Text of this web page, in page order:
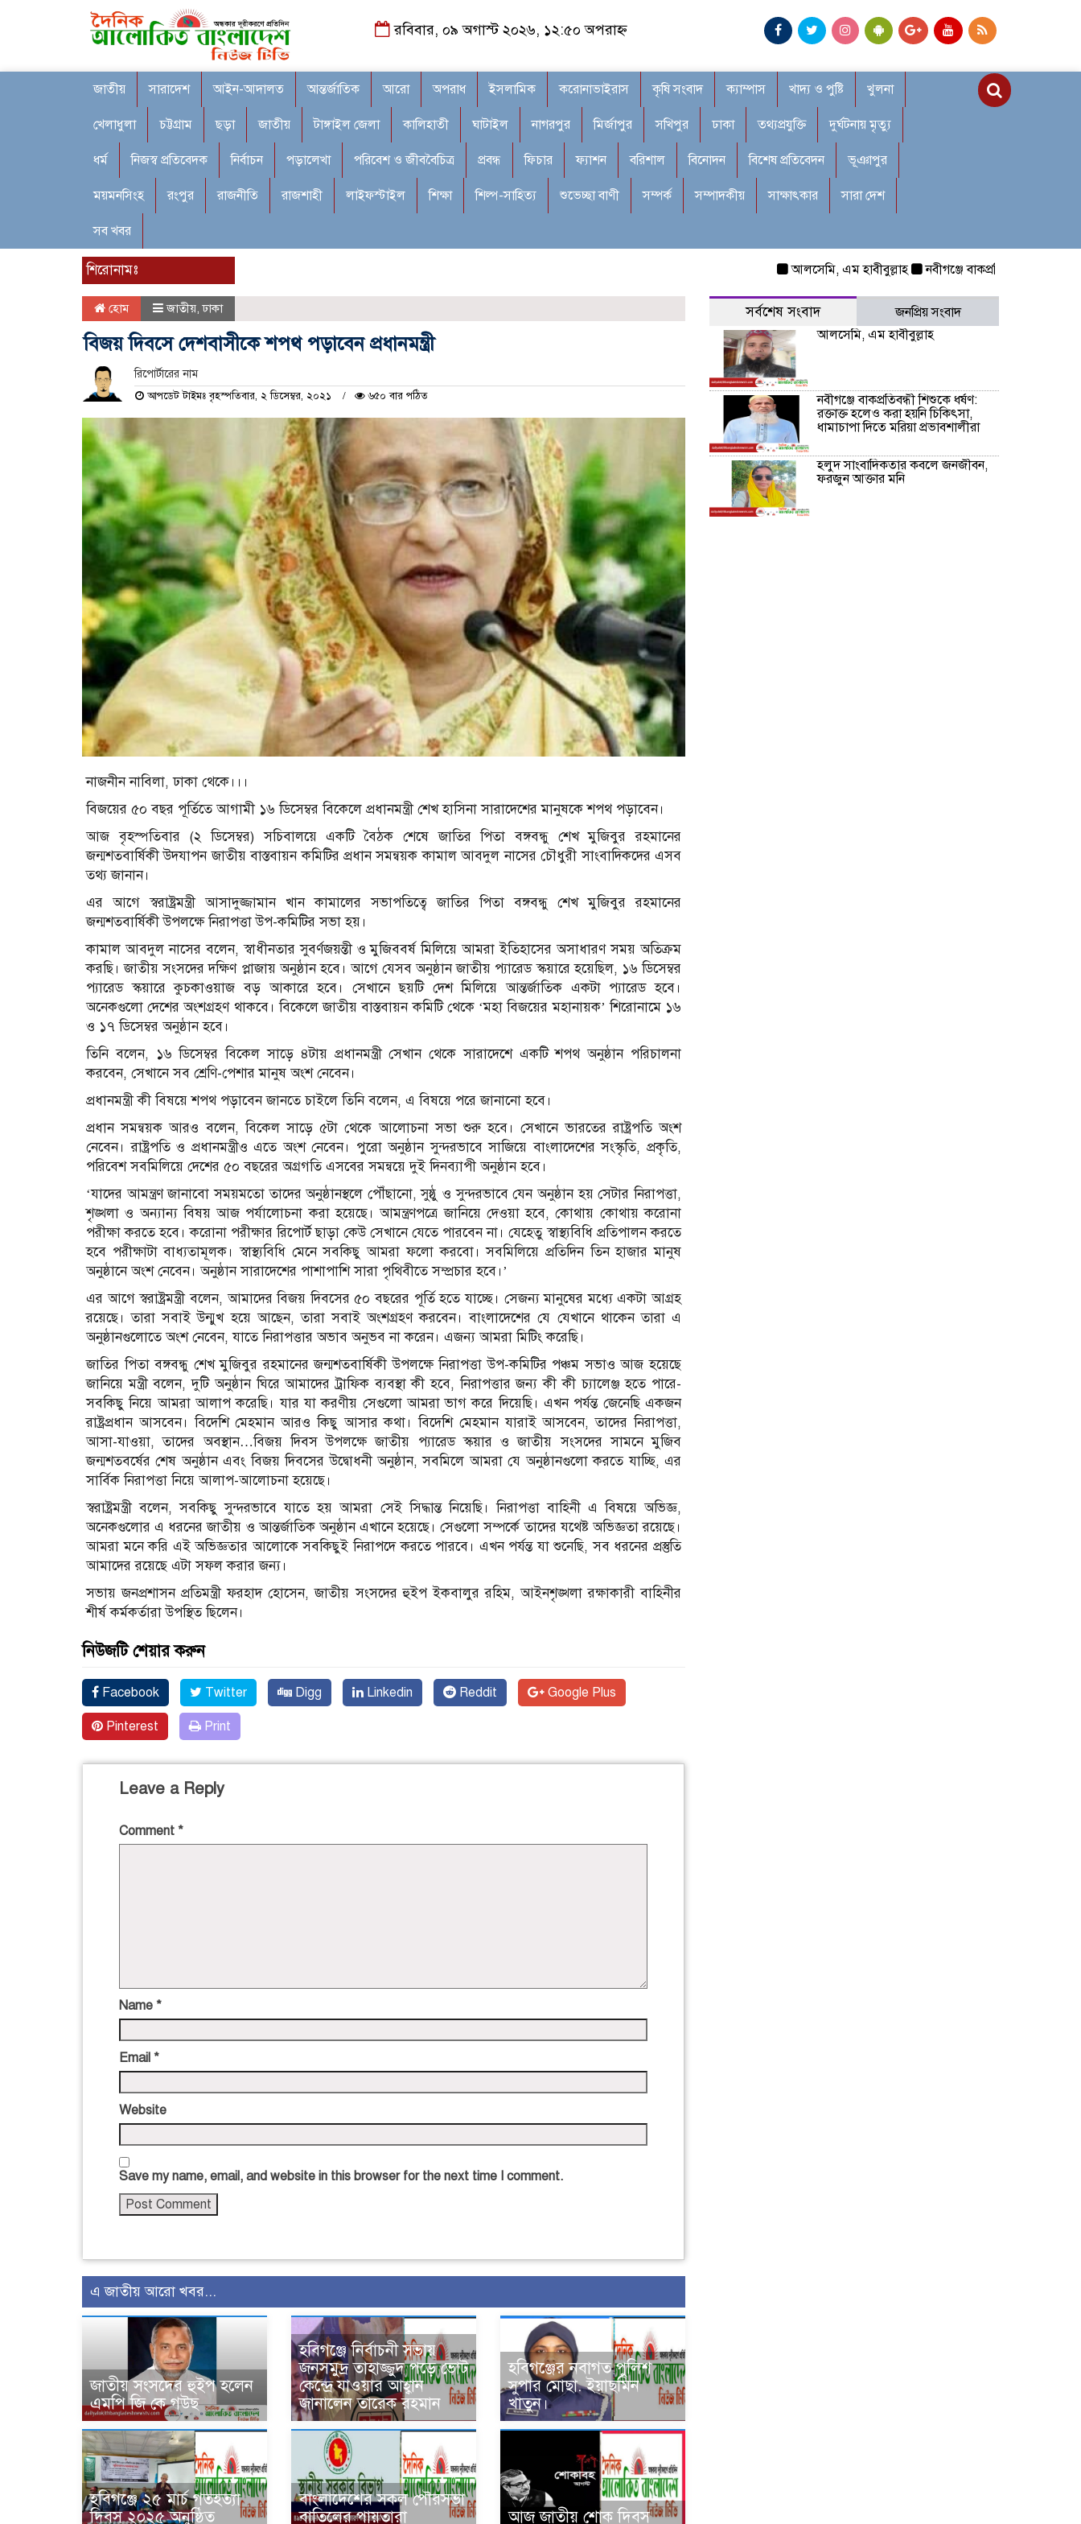
রবিবার, ০৯ অগাস্ট ২০২৬, ১২:৫০ অপরাহ্ন
জাতীয় সারাদেশ আইন-আদালত আন্তর্জাতিক আরো অপরাধ ইসলামিক করোনাভাইরাস কৃষি সংবাদ ক্যাম্পাস খাদ্য ও পুষ্টি খুলনা
খেলাধুলা চট্টগ্রাম ছড়া জাতীয় টাঙ্গাইল জেলা কালিহাতী ঘাটাইল নাগরপুর মির্জাপুর সখিপুর ঢাকা তথ্যপ্রযুক্তি দুর্ঘটনায় মৃত্যু
ধর্ম নিজস্ব প্রতিবেদক নির্বাচন পড়ালেখা পরিবেশ ও জীববৈচিত্র প্রবন্ধ ফিচার ফ্যাশন বরিশাল বিনোদন বিশেষ প্রতিবেদন ভূঞাপুর
ময়মনসিংহ রংপুর রাজনীতি রাজশাহী লাইফস্টাইল শিক্ষা শিল্প-সাহিত্য শুভেচ্ছা বাণী সম্পর্ক সম্পাদকীয় সাক্ষাৎকার সারা দেশ
সব খবর
শিরোনামঃ আলসেমি, এম হাবীবুল্লাহ নবীগঞ্জে বাকপ্রতিবন্ধী শিশুকে ধর্ষণ:
হোম জাতীয়,ঢাকা
বিজয় দিবসে দেশবাসীকে শপথ পড়াবেন প্রধানমন্ত্রী
রিপোর্টারের নাম
আপডেট টাইমঃ বৃহস্পতিবার, ২ ডিসেম্বর, ২০২১ ৬৫০ বার পঠিত
নাজনীন নাবিলা, ঢাকা থেকে।।।
বিজয়ের ৫০ বছর পূর্তিতে আগামী ১৬ ডিসেম্বর বিকেলে প্রধানমন্ত্রী শেখ হাসিনা সারাদেশের মানুষকে শপথ পড়াবেন।
আজ বৃহস্পতিবার (২ ডিসেম্বর) সচিবালয়ে একটি বৈঠক শেষে জাতির পিতা বঙ্গবন্ধু শেখ মুজিবুর রহমানের
জন্মশতবার্ষিকী উদযাপন জাতীয় বাস্তবায়ন কমিটির প্রধান সমন্বয়ক কামাল আবদুল নাসের চৌধুরী সাংবাদিকদের এসব
তথ্য জানান।
এর আগে স্বরাষ্ট্রমন্ত্রী আসাদুজ্জামান খান কামালের সভাপতিত্বে জাতির পিতা বঙ্গবন্ধু শেখ মুজিবুর রহমানের
জন্মশতবার্ষিকী উপলক্ষে নিরাপত্তা উপ-কমিটির সভা হয়।
কামাল আবদুল নাসের বলেন, স্বাধীনতার সুবর্ণজয়ন্তী ও মুজিববর্ষ মিলিয়ে আমরা ইতিহাসের অসাধারণ সময় অতিক্রম
করছি। জাতীয় সংসদের দক্ষিণ প্লাজায় অনুষ্ঠান হবে। আগে যেসব অনুষ্ঠান জাতীয় প্যারেড স্কয়ারে হয়েছিল, ১৬ ডিসেম্বর
প্যারেড স্কয়ারে কুচকাওয়াজ বড় আকারে হবে। সেখানে ছয়টি দেশ মিলিয়ে আন্তর্জাতিক একটা প্যারেড হবে।
অনেকগুলো দেশের অংশগ্রহণ থাকবে। বিকেলে জাতীয় বাস্তবায়ন কমিটি থেকে ‘মহা বিজয়ের মহানায়ক’ শিরোনামে ১৬
ও ১৭ ডিসেম্বর অনুষ্ঠান হবে।
তিনি বলেন, ১৬ ডিসেম্বর বিকেল সাড়ে ৪টায় প্রধানমন্ত্রী সেখান থেকে সারাদেশে একটি শপথ অনুষ্ঠান পরিচালনা
করবেন, সেখানে সব শ্রেণি-পেশার মানুষ অংশ নেবেন।
প্রধানমন্ত্রী কী বিষয়ে শপথ পড়াবেন জানতে চাইলে তিনি বলেন, এ বিষয়ে পরে জানানো হবে।
প্রধান সমন্বয়ক আরও বলেন, বিকেল সাড়ে ৫টা থেকে আলোচনা সভা শুরু হবে। সেখানে ভারতের রাষ্ট্রপতি অংশ
নেবেন। রাষ্ট্রপতি ও প্রধানমন্ত্রীও এতে অংশ নেবেন। পুরো অনুষ্ঠান সুন্দরভাবে সাজিয়ে বাংলাদেশের সংস্কৃতি, প্রকৃতি,
পরিবেশ সবমিলিয়ে দেশের ৫০ বছরের অগ্রগতি এসবের সমন্বয়ে দুই দিনব্যাপী অনুষ্ঠান হবে।
‘যাদের আমন্ত্রণ জানাবো সময়মতো তাদের অনুষ্ঠানস্থলে পৌঁছানো, সুষ্ঠু ও সুন্দরভাবে যেন অনুষ্ঠান হয় সেটার নিরাপত্তা,
শৃঙ্খলা ও অন্যান্য বিষয় আজ পর্যালোচনা করা হয়েছে। আমন্ত্রণপত্রে জানিয়ে দেওয়া হবে, কোথায় কোথায় করোনা
পরীক্ষা করতে হবে। করোনা পরীক্ষার রিপোর্ট ছাড়া কেউ সেখানে যেতে পারবেন না। যেহেতু স্বাস্থ্যবিধি প্রতিপালন করতে
হবে পরীক্ষাটা বাধ্যতামূলক। স্বাস্থ্যবিধি মেনে সবকিছু আমরা ফলো করবো। সবমিলিয়ে প্রতিদিন তিন হাজার মানুষ
অনুষ্ঠানে অংশ নেবেন। অনুষ্ঠান সারাদেশের পাশাপাশি সারা পৃথিবীতে সম্প্রচার হবে।’
এর আগে স্বরাষ্ট্রমন্ত্রী বলেন, আমাদের বিজয় দিবসের ৫০ বছরের পূর্তি হতে যাচ্ছে। সেজন্য মানুষের মধ্যে একটা আগ্রহ
রয়েছে। তারা সবাই উন্মুখ হয়ে আছেন, তারা সবাই অংশগ্রহণ করবেন। বাংলাদেশের যে যেখানে থাকেন তারা এ
অনুষ্ঠানগুলোতে অংশ নেবেন, যাতে নিরাপত্তার অভাব অনুভব না করেন। এজন্য আমরা মিটিং করেছি।
জাতির পিতা বঙ্গবন্ধু শেখ মুজিবুর রহমানের জন্মশতবার্ষিকী উপলক্ষে নিরাপত্তা উপ-কমিটির পঞ্চম সভাও আজ হয়েছে
জানিয়ে মন্ত্রী বলেন, দুটি অনুষ্ঠান ঘিরে আমাদের ট্রাফিক ব্যবস্থা কী হবে, নিরাপত্তার জন্য কী কী চ্যালেঞ্জ হতে পারে-
সবকিছু নিয়ে আমরা আলাপ করেছি। যার যা করণীয় সেগুলো আমরা ভাগ করে দিয়েছি। এখন পর্যন্ত জেনেছি একজন
রাষ্ট্রপ্রধান আসবেন। বিদেশি মেহমান আরও কিছু আসার কথা। বিদেশি মেহমান যারাই আসবেন, তাদের নিরাপত্তা,
আসা-যাওয়া, তাদের অবস্থান…বিজয় দিবস উপলক্ষে জাতীয় প্যারেড স্কয়ার ও জাতীয় সংসদের সামনে মুজিব
জন্মশতবর্ষের শেষ অনুষ্ঠান এবং বিজয় দিবসের উদ্বোধনী অনুষ্ঠান, সবমিলে আমরা যে অনুষ্ঠানগুলো করতে যাচ্ছি, এর
সার্বিক নিরাপত্তা নিয়ে আলাপ-আলোচনা হয়েছে।
স্বরাষ্ট্রমন্ত্রী বলেন, সবকিছু সুন্দরভাবে যাতে হয় আমরা সেই সিদ্ধান্ত নিয়েছি। নিরাপত্তা বাহিনী এ বিষয়ে অভিজ্ঞ,
অনেকগুলোর এ ধরনের জাতীয় ও আন্তর্জাতিক অনুষ্ঠান এখানে হয়েছে। সেগুলো সম্পর্কে তাদের যথেষ্ট অভিজ্ঞতা রয়েছে।
আমরা মনে করি এই অভিজ্ঞতার আলোকে সবকিছুই নিরাপদে করতে পারবে। এখন পর্যন্ত যা শুনেছি, সব ধরনের প্রস্তুতি
আমাদের রয়েছে এটা সফল করার জন্য।
সভায় জনপ্রশাসন প্রতিমন্ত্রী ফরহাদ হোসেন, জাতীয় সংসদের হুইপ ইকবালুর রহিম, আইনশৃঙ্খলা রক্ষাকারী বাহিনীর
শীর্ষ কর্মকর্তারা উপস্থিত ছিলেন।
নিউজটি শেয়ার করুন
Facebook Twitter Digg Linkedin Reddit Google Plus
Pinterest Print
Leave a Reply
Comment *
Name *
Email *
Website
Save my name, email, and website in this browser for the next time I comment.
এ জাতীয় আরো খবর...
জাতীয় সংসদের হুইপ হলেন
এমপি জি কে গউছ
হবিগঞ্জে নির্বাচনী সভায়
জনসমুদ্র তাহাজ্জুদ পড়ে ভোট
কেন্দ্রে যাওয়ার আহ্বান
জানালেন তারেক রহমান
হবিগঞ্জের নবাগত পুলিশ
সুপার মোছা. ইয়াছমিন
খাতুন।
হবিগঞ্জে ২৫ মার্চ গতহত্যা
দিবস ২০২৫ অনুষ্ঠিত
বাংলাদেশের সকল পৌরসভা
বাতিলের পায়তারা
আজ জাতীয় শোক দিবস
সর্বশেষ সংবাদ
জনপ্রিয় সংবাদ
আলসেমি, এম হাবীবুল্লাহ
নবীগঞ্জে বাকপ্রতিবন্ধী শিশুকে ধর্ষণ:
রক্তাক্ত হলেও করা হয়নি চিকিৎসা,
ধামাচাপা দিতে মরিয়া প্রভাবশালীরা
হলুদ সাংবাদিকতার কবলে জনজীবন,
ফরজুন আক্তার মনি